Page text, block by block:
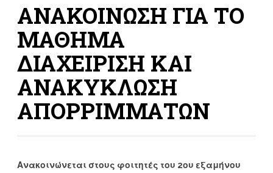
ΑΝΑΚΟΙΝΩΣΗ ΓΙΑ ΤΟ
ΜΑΘΗΜΑ
ΔΙΑΧΕΙΡΙΣΗ ΚΑΙ
ΑΝΑΚΥΚΛΩΣΗ
ΑΠΟΡΡΙΜΜΑΤΩΝ
Ανακοινώνεται στους φοιτητές του 2ου εξαμήνου